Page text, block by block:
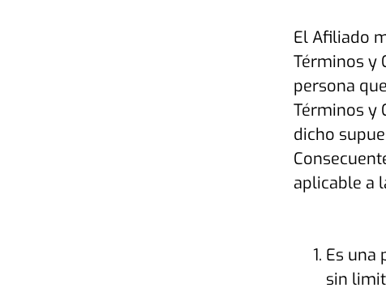
El Afiliado
Términos y
persona
Términos y
dicho
aplicable a
Es una
sin